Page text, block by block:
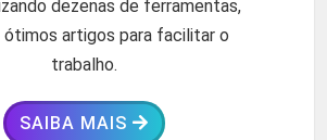
dezenas de ferramentas,
ótimos artigos para facilitar o
trabalho.
SAIBA MAIS